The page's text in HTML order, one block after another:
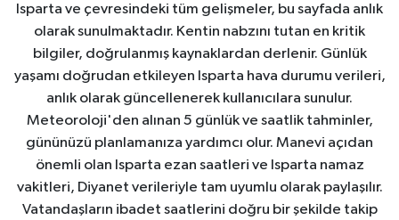
Isparta ve çevresindeki tüm gelişmeler, bu sayfada anlık
olarak sunulmaktadır. Kentin nabzını tutan en kritik
bilgiler, doğrulanmış kaynaklardan derlenir. Günlük
yaşamı doğrudan etkileyen Isparta hava durumu verileri,
anlık olarak güncellenerek kullanıcılara sunulur.
Meteoroloji'den alınan 5 günlük ve saatlik tahminler,
gününüzü planlamanıza yardımcı olur. Manevi açıdan
önemli olan Isparta ezan saatleri ve Isparta namaz
vakitleri, Diyanet verileriyle tam uyumlu olarak paylaşılır.
Vatandaşların ibadet saatlerini doğru bir şekilde takip